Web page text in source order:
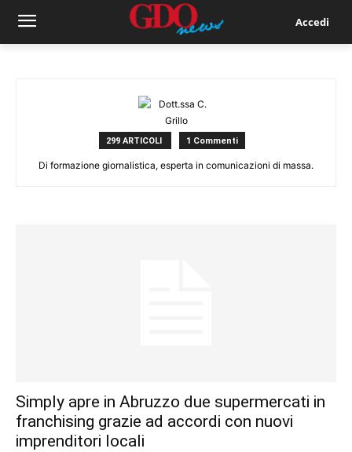
Accedi
299 ARTICOLI 1 Commenti
Di formazione giornalistica, esperta in comunicazioni di massa.
Simply apre in Abruzzo due supermercati in
franchising grazie ad accordi con nuovi
imprenditori locali